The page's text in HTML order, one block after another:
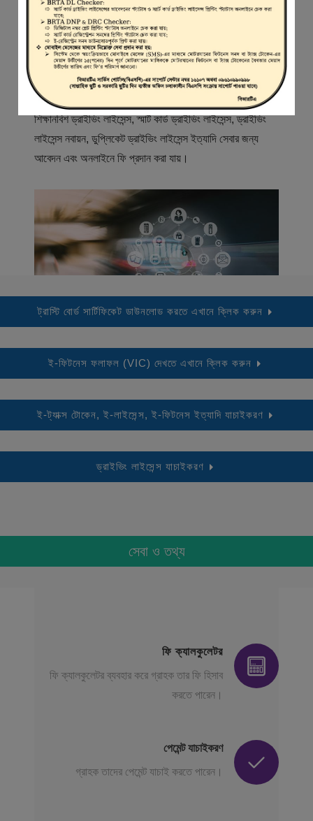
স্বাগতম
বিআরটিএ সার্ভিস পোর্টাল (বিএসপি) বাংলাদেশ রোড ট্রান্সপোর্ট অথরিটি
(বিআরটিএ) এর একটি অনলাইন সেবা প্রদানের মাধ্যম যেখানে ড্রাইভার,
মোটরযান মালিক, মোটরযান বিক্রেতাদের নিবন্ধিত করা হয় এবং
শিক্ষানবিশ ড্রাইভিং লাইসেন্স, স্মার্ট কার্ড ড্রাইভিং লাইসেন্স, ড্রাইভিং
লাইসেন্স নবায়ন, ডুপ্লিকেট ড্রাইভিং লাইসেন্স ইত্যাদি সেবার জন্য
আবেদন এবং অনলাইনে ফি প্রদান করা যায়।
ট্রাস্টি বোর্ড সার্টিফিকেট ডাউনলোড করতে এখানে ক্লিক করুন
ই-ফিটনেস ফলাফল (VIC) দেখতে এখানে ক্লিক করুন
ই-ট্যাক্স টোকেন, ই-লাইসেন্স, ই-ফিটনেস ইত্যাদি যাচাইকরণ
ড্রাইভিং লাইসেন্স যাচাইকরণ
সেবা ও তথ্য
ফি ক্যালকুলেটর
ফি ক্যালকুলেটর ব্যবহার করে গ্রাহক তার ফি হিসাব
করতে পারেন।
পেমেন্ট যাচাইকরণ
গ্রাহক তাদের পেমেন্ট যাচাই করতে পারেন।